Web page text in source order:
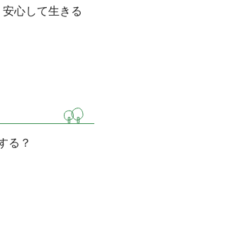
心して生きる
る？